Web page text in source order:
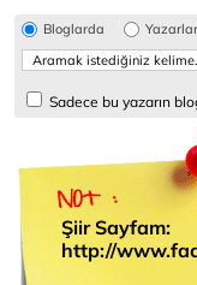
Bloglarda
Sadece bu yazarın
Şiir Sayfam:
http://